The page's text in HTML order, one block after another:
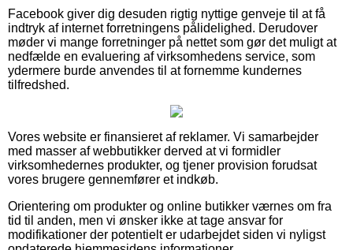
Facebook giver dig desuden rigtig nyttige genveje til at få
indtryk af internet forretningens pålidelighed. Derudover
møder vi mange forretninger på nettet som gør det muligt at
nedfælde en evaluering af virksomhedens service, som
ydermere burde anvendes til at fornemme kundernes
tilfredshed.
Vores website er finansieret af reklamer. Vi samarbejder
med masser af webbutikker derved at vi formidler
virksomhedernes produkter, og tjener provision forudsat
vores brugere gennemfører et indkøb.
Orientering om produkter og online butikker værnes om fra
tid til anden, men vi ønsker ikke at tage ansvar for
modifikationer der potentielt er udarbejdet siden vi nyligst